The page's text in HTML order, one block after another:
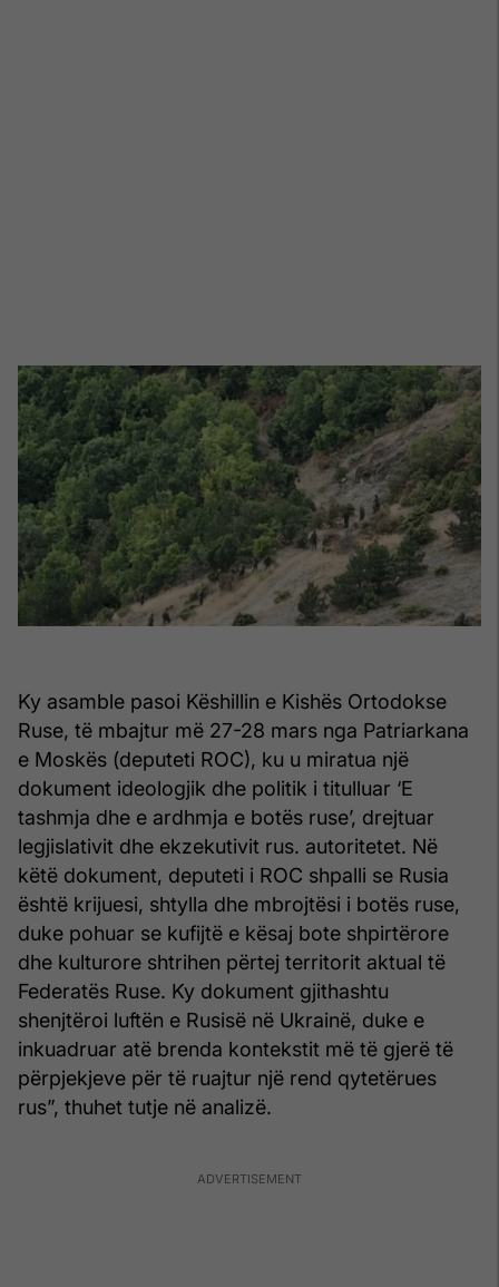
Ky asamble pasoi Këshillin e Kishës Ortodokse
Ruse, të mbajtur më 27-28 mars nga Patriarkana
e Moskës (deputeti ROC), ku u miratua një
dokument ideologjik dhe politik i titulluar ‘E
tashmja dhe e ardhmja e botës ruse’, drejtuar
legjislativit dhe ekzekutivit rus. autoritetet. Në
këtë dokument, deputeti i ROC shpalli se Rusia
është krijuesi, shtylla dhe mbrojtësi i botës ruse,
duke pohuar se kufijtë e kësaj bote shpirtërore
dhe kulturore shtrihen përtej territorit aktual të
Federatës Ruse. Ky dokument gjithashtu
shenjtëroi luftën e Rusisë në Ukrainë, duke e
inkuadruar atë brenda kontekstit më të gjerë të
përpjekjeve për të ruajtur një rend qytetërues
rus”, thuhet tutje në analizë.